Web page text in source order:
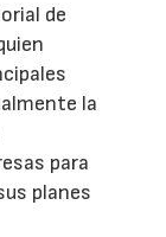
de
la
para
planes